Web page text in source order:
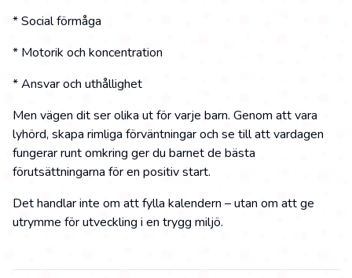
* Social förmåga
* Motorik och koncentration
* Ansvar och uthållighet
Men vägen dit ser olika ut för varje barn. Genom att vara
lyhörd, skapa rimliga förväntningar och se till att vardagen
fungerar runt omkring ger du barnet de bästa
förutsättningarna för en positiv start.
Det handlar inte om att fylla kalendern – utan om att ge
utrymme för utveckling i en trygg miljö.